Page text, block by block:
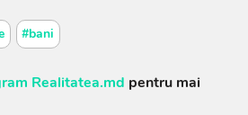
#bani
Realitatea.md pentru mai